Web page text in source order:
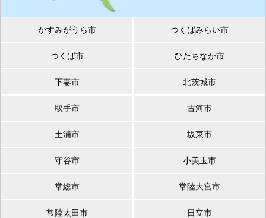
かすみがうら市 つくばみらい市
つくば市 ひたちなか市
下妻市 北茨城市
取手市 古河市
土浦市 坂東市
守谷市 小美玉市
常総市 常陸大宮市
常陸太田市 日立市